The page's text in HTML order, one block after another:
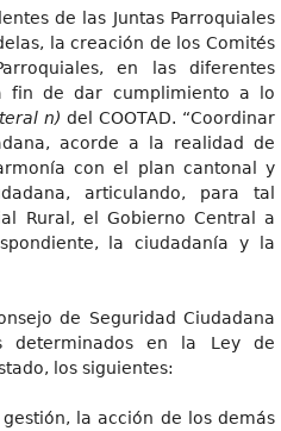
de las Juntas Parroquiales
la creación de los Comités
en las diferentes
fin de dar cumplimiento a lo
n) del COOTAD. “Coordinar
acorde a la realidad de
con el plan cantonal y
articulando, para tal
Rural, el Gobierno Central a
la ciudadanía y la
de Seguridad Ciudadana
en la Ley de
los siguientes:
la acción de los demás